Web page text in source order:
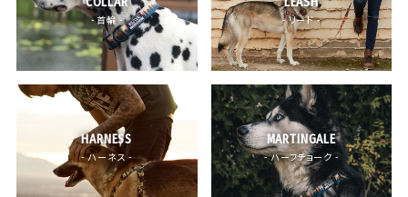
- 首輪 - - リード -
HARNESS
- ハーネス -
MARTINGALE
- ハーフチョーク -